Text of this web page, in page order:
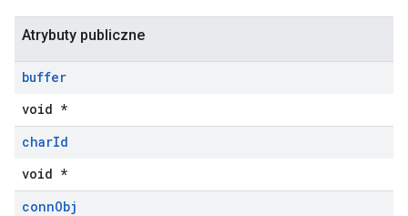
Atrybuty publiczne
buffer
void *
charId
void *
connObj